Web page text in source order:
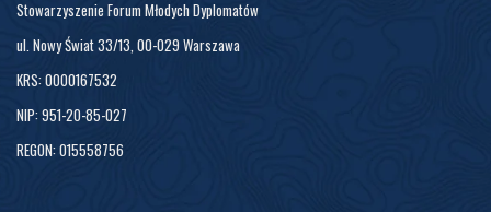
Stowarzyszenie Forum Młodych Dyplomatów
ul. Nowy Świat 33/13, 00-029 Warszawa
KRS: 0000167532
NIP: 951-20-85-027
REGON: 015558756